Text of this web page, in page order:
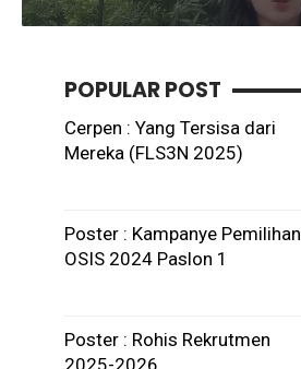
POPULAR POST
Cerpen : Yang Tersisa dari
Mereka (FLS3N 2025)
Poster : Kampanye Pemilihan
OSIS 2024 Paslon 1
Poster : Rohis Rekrutmen
2025-2026